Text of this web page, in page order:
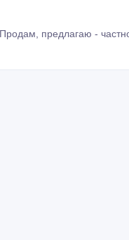
Продам, предлагаю -